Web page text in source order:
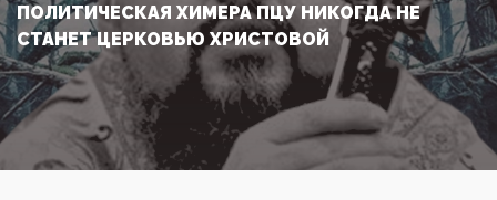
ПОЛИТИЧЕСКАЯ ХИМЕРА ПЦУ НИКОГДА НЕ
СТАНЕТ ЦЕРКОВЬЮ ХРИСТОВОЙ